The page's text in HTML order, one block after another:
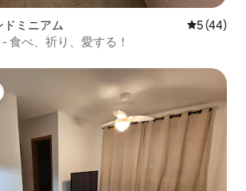
ドミニアム レビュー
5 (44)
食べ、祈り、愛する！